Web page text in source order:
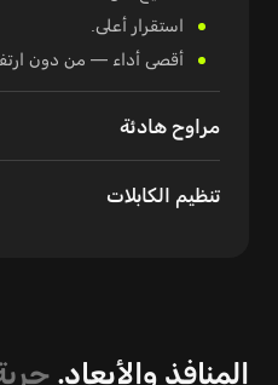
استقرار أعلى.
أقصى أداء — من دون
مراوح هادئة
تنظيم الكابلات
المنافذ والأبعاد.